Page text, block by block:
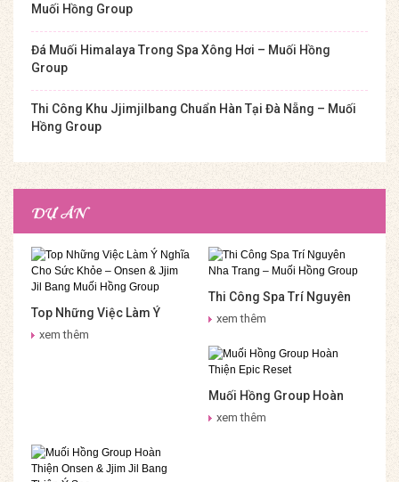
Muối Hồng Group
Đá Muối Himalaya Trong Spa Xông Hơi – Muối Hồng
Group
Thi Công Khu Jjimjilbang Chuẩn Hàn Tại Đà Nẵng – Muối
Hồng Group
DỰ ÁN
Top Những Việc Làm Ý
Nghĩa Cho Sức Khỏe –
xem thêm
Thi Công Spa Trí Nguyên
Nha Trang – Muối Hồng
xem thêm
Muối Hồng Group Hoàn
Thiện Epic Reset
xem thêm